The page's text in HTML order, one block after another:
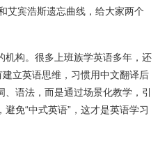
艾宾浩斯遗忘曲线，给大家两个
机构。很多上班族学英语多年，还
立英语思维，习惯用中文翻译后
语法，而是通过场景化教学，引
免“中式英语”，这才是英语学习